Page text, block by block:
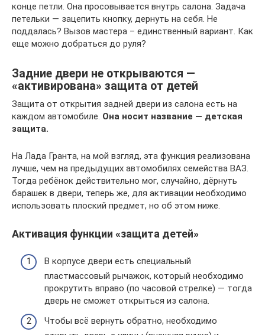
конце петли. Она просовывается внутрь салона. Задача
петельки — зацепить кнопку, дернуть на себя. Не
поддалась? Вызов мастера – единственный вариант. Как
еще можно добраться до руля?
Задние двери не открываются —
«активирована» защита от детей
Защита от открытия задней двери из салона есть на
каждом автомобиле. Она носит название — детская
защита.
На Лада Гранта, на мой взгляд, эта функция реализована
лучше, чем на предыдущих автомобилях семейства ВАЗ.
Тогда ребёнок действительно мог, случайно, дёрнуть
барашек в двери, теперь же, для активации необходимо
использовать плоский предмет, но об этом ниже.
Активация функции «защита детей»
В корпусе двери есть специальный
пластмассовый рычажок, который необходимо
прокрутить вправо (по часовой стрелке) — тогда
дверь не сможет открыться из салона.
Чтобы всё вернуть обратно, необходимо